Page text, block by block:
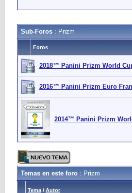
Sub-Foros : Prizm
Foros
2018™ Panini Prizm World
2016™ Panini Prizm Euro
2014™ Panini Prizm
Temas en este foro : Prizm
Tema / Autor